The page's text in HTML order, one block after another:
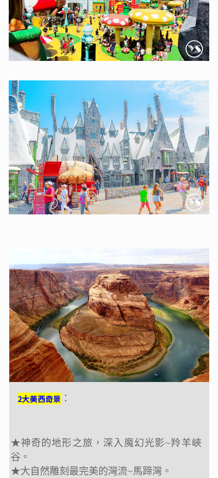
2大美西奇景 ：
★神奇的地形之旅， 深入魔幻光影~羚羊峽
谷。
★大自然雕刻最完美的灣流~馬蹄灣。
2大美西奇景 ：
★神奇的地形之旅， 深入魔幻光影~羚羊峽
谷。
★大自然雕刻最完美的灣流~馬蹄灣。